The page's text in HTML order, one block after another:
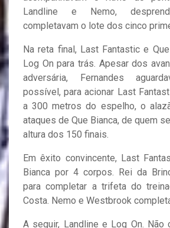
Landline e Nemo,
completavam o lote dos cinco
Na reta final, Last Fantastic e
Log On para trás. Apesar dos
adversária, Fernandes
possível, para acionar Last
a 300 metros do espelho, o
ataques de Que Bianca, de quem
altura dos 150 finais.
Em êxito convincente, Last
Bianca por 4 corpos. Rei da
para completar a trifeta do
Costa. Nemo e Westbrook
A seguir, Landline e Log On. Não